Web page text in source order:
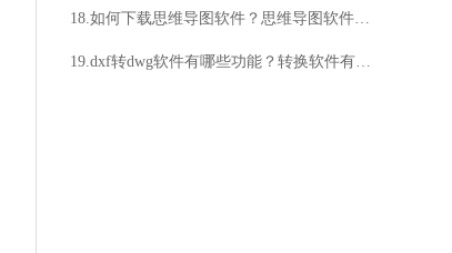
18.如何下载思维导图软件？思维导图软件如何下载？
19.dxf转dwg软件有哪些功能？转换软件有哪些特点？